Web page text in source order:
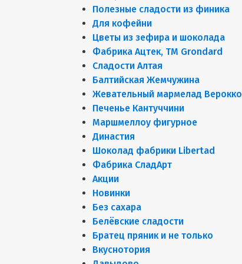
Полезные сладости из финика
Для кофейни
Цветы из зефира и шоколада
Фабрика Ацтек, ТМ Grondard
Сладости Алтая
Балтийская Жемчужина
Жевательный мармелад Верокко
Печенье Кантуччини
Маршмеллоу фигурное
Династия
Шоколад фабрики Libertad
Фабрика СладАрт
Акции
Новинки
Без сахара
Белёвские сладости
Братец пряник и не только
Вкуснотория